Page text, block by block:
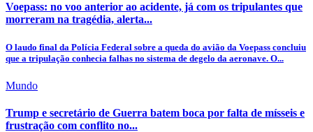
Voepass: no voo anterior ao acidente, já com os tripulantes que
morreram na tragédia, alerta...
O laudo final da Polícia Federal sobre a queda do avião da Voepass concluiu
que a tripulação conhecia falhas no sistema de degelo da aeronave. O...
Mundo
Trump e secretário de Guerra batem boca por falta de mísseis e
frustração com conflito no...